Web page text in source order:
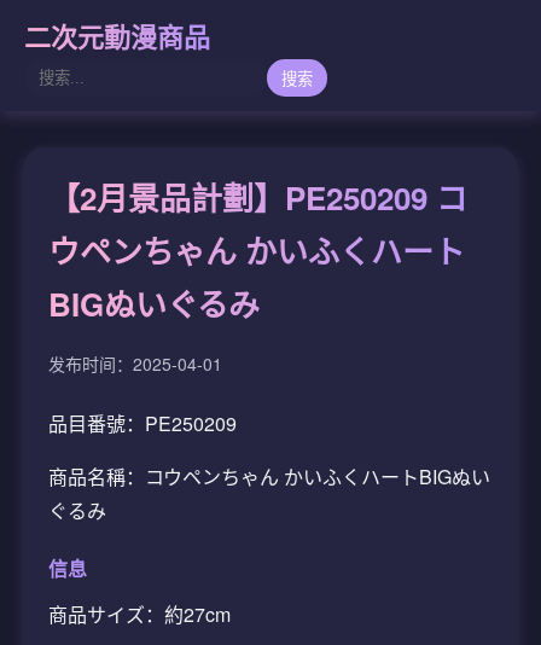
二次元動漫商品
搜索
【2月景品計劃】PE250209 コ
ウペンちゃん かいふくハート
BIGぬいぐるみ
发布时间：2025-04-01
品目番號：PE250209
商品名稱：コウペンちゃん かいふくハートBIGぬい
ぐるみ
信息
商品サイズ：約27cm